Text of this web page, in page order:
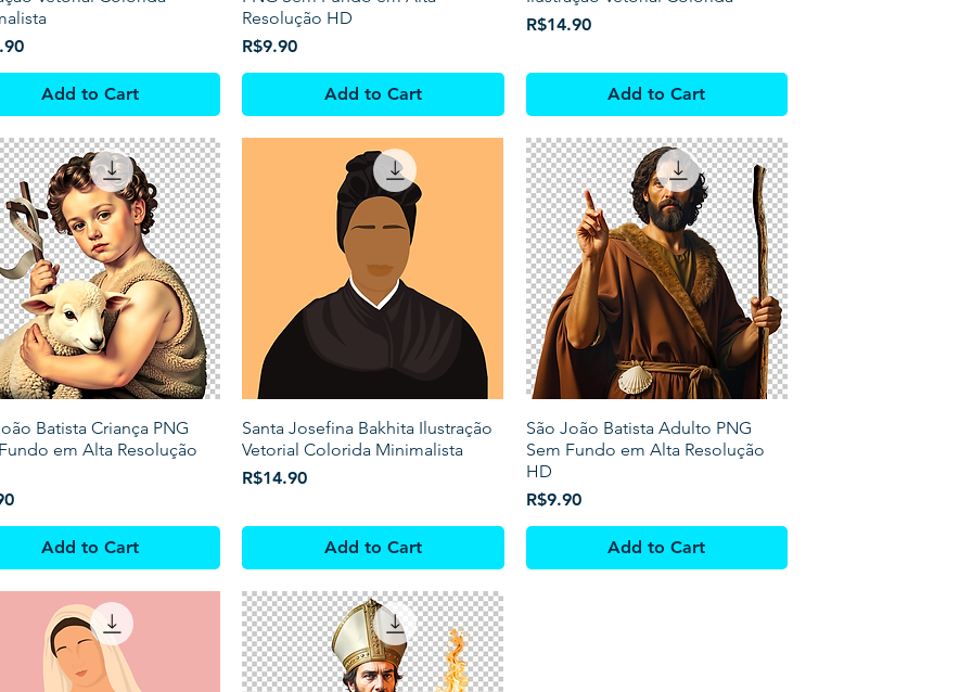
Add to Cart
Resolução HD
Price
R$9.90
Add to Cart
Price
R$14.90
Add to Cart
Batista Criança PNG
em Alta Resolução
Add to Cart
Santa Josefina Bakhita Ilustração
Vetorial Colorida Minimalista
Price
R$14.90
Add to Cart
São João Batista Adulto PNG
Sem Fundo em Alta Resolução
HD
Price
R$9.90
Add to Cart